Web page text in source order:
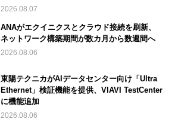
2026.08.07
ANAがエクイニクスとクラウド接続を刷新、
ネットワーク構築期間が数カ月から数週間へ
2026.08.06
東陽テクニカがAIデータセンター向け「Ultra
Ethernet」検証機能を提供、VIAVI TestCenter
に機能追加
2026.08.06